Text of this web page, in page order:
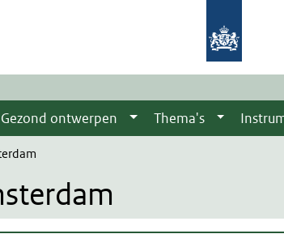
Gezond ontwerpen Thema's